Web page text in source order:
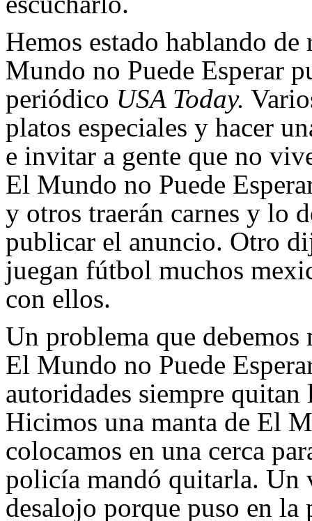
Hemos estado hablando
Mundo no Puede Esperar
periódico USA Today.
platos especiales y hacer
e invitar a gente que no
El Mundo no Puede
y otros traerán carnes y lo
publicar el anuncio. Otro
juegan fútbol muchos
con ellos.
Un problema que
El Mundo no Puede
autoridades siempre
Hicimos una manta de El
colocamos en una cerca
policía mandó quitarla. Un
desalojo porque puso en la